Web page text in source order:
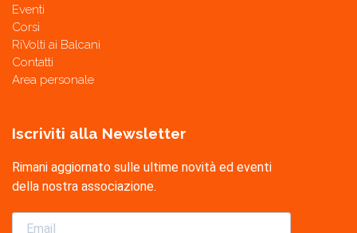
Eventi
Corsi
RiVolti ai Balcani
Contatti
Area personale
Iscriviti alla Newsletter
Rimani aggiornato sulle ultime novità ed eventi
della nostra associazione.